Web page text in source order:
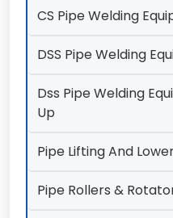
CS Pipe Welding
DSS Pipe Welding
Dss Pipe Welding
Up
Pipe Lifting And
Pipe Rollers &